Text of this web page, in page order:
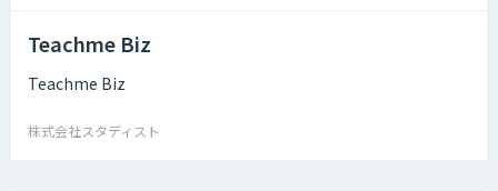
Teachme Biz
Teachme Biz
株式会社スタディスト